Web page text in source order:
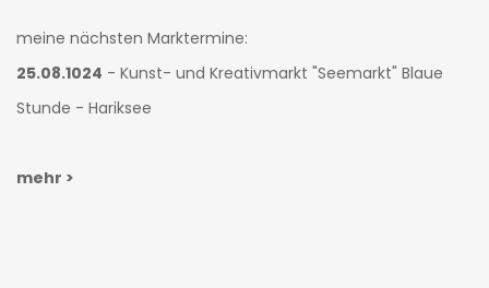
meine nächsten Marktermine:
25.08.1024 - Kunst- und Kreativmarkt "Seemarkt" Blaue
Stunde - Hariksee
mehr >